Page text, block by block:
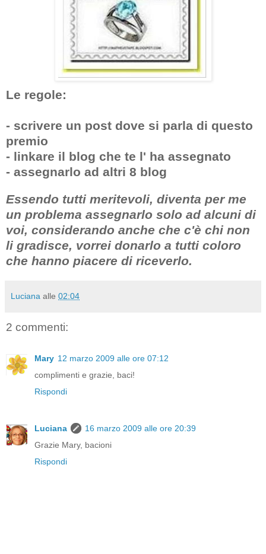
Le regole:
- scrivere un post dove si parla di questo
premio
- linkare il blog che te l' ha assegnato
- assegnarlo ad altri 8 blog
Essendo tutti meritevoli, diventa per me
un problema assegnarlo solo ad alcuni di
voi, considerando anche che c'è chi non
li gradisce, vorrei donarlo a tutti coloro
che hanno piacere di riceverlo.
Luciana alle 02:04
2 commenti:
Mary 12 marzo 2009 alle ore 07:12
complimenti e grazie, baci!
Rispondi
Luciana
16 marzo 2009 alle ore 20:39
Grazie Mary, bacioni
Rispondi